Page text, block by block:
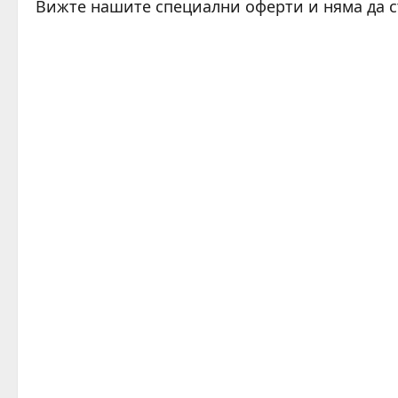
Вижте нашите специални оферти и няма да